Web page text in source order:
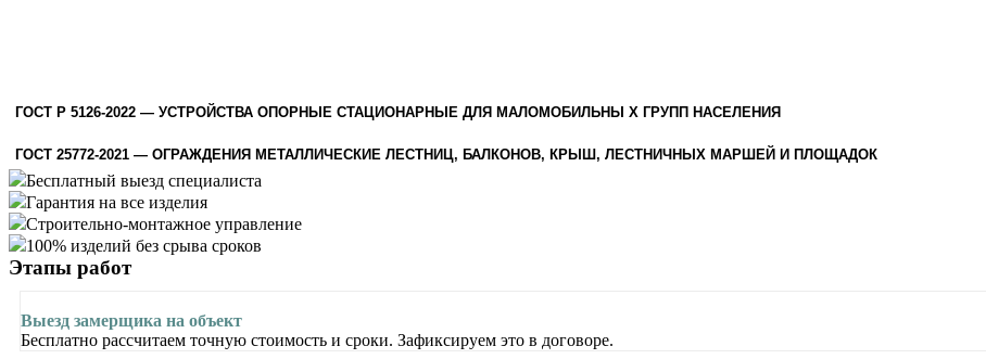
ГОСТ Р 5126-2022 — УСТРОЙСТВА ОПОРНЫЕ СТАЦИОНАРНЫЕ ДЛЯ МАЛОМОБИЛЬНЫ Х ГРУПП НАСЕЛЕНИЯ
ГОСТ 25772-2021 — ОГРАЖДЕНИЯ МЕТАЛЛИЧЕСКИЕ ЛЕСТНИЦ, БАЛКОНОВ, КРЫШ, ЛЕСТНИЧНЫХ МАРШЕЙ И ПЛОЩАДОК
Бесплатный выезд специалиста
Гарантия на все изделия
Строительно-монтажное управление
100% изделий без срыва сроков
Этапы работ
Выезд замерщика на объект
Бесплатно рассчитаем точную стоимость и сроки. Зафиксируем это в договоре.